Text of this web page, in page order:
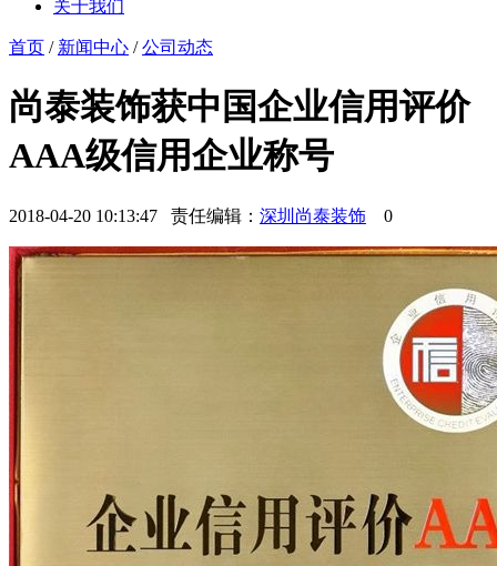
关于我们
首页 / 新闻中心 /公司动态
尚泰装饰获中国企业信用评价
AAA级信用企业称号
2018-04-20 10:13:47 责任编辑： 深圳尚泰装饰 0